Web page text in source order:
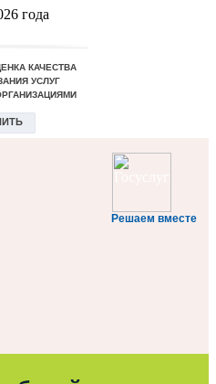
года
Решаем вместе